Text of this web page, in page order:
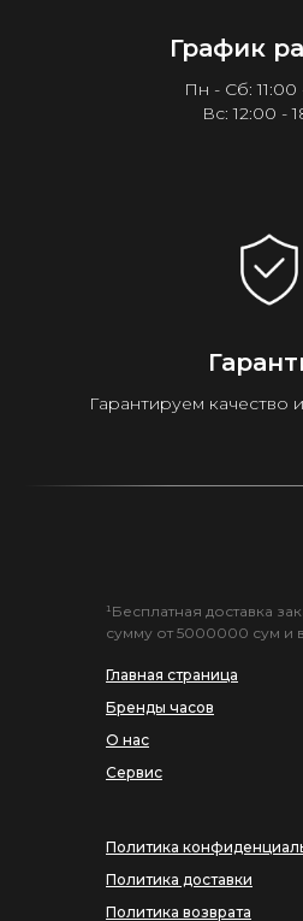
График
Пн - Сб: 11:00
Вс: 12:00 -
Гарантируем качество
Главная страница
Бренды часов
О нас
Сервис
¹Бесплатная доставка
сумму от 5000000 сум и
Политика
Политика доставки
Политика возврата